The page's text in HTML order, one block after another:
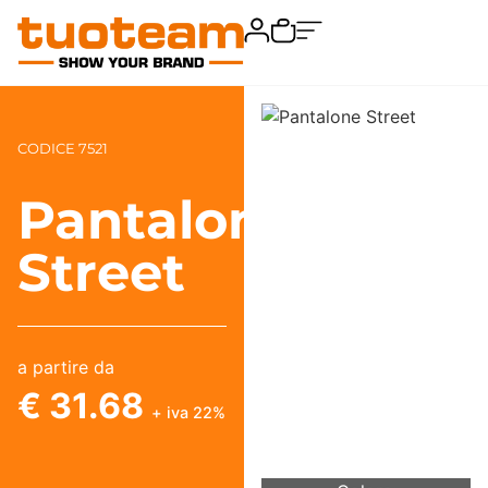
CODICE 7521
Pantalone
Street
a partire da
€ 31.68 + iva 22%